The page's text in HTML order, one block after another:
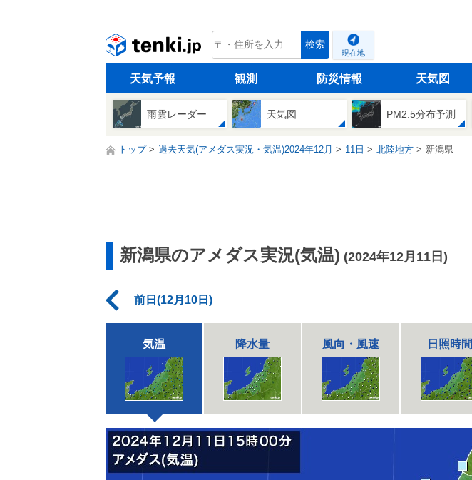
tenki.jp 検索
現在地
天気予報 観測 防災情報 天気図
雨雲レーダー 天気図 PM2.5分布予測
トップ 過去天気(アメダス実況・気温)2024年12月 11日 北陸地方 新潟県
新潟県のアメダス実況(気温) (2024年12月11日)
前日(12月10日)
気温 降水量 風向・風速 日照時間